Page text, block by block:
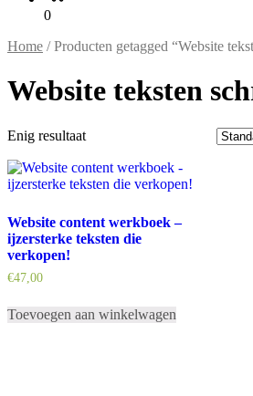
0
Home / Producten getagged “Website
Website teksten
Enig resultaat
Website content werkboek –
ijzersterke teksten die
verkopen!
€47,00
Toevoegen aan winkelwagen